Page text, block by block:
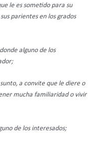
le es sometido para su
parientes en los grados
alguno de los
a convite que le diere o
mucha familiaridad o vivir
de los interesados;